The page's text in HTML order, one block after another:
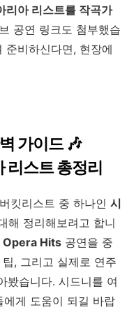
아 리스트를 작곡가
공연 링크도 첨부했습
준비하신다면, 현장에
가이드 🎶
스트 총정리
킷리스트 중 하나인 시
해 정리해보려고 합니
Opera Hits 공연을 중
, 그리고 실제로 연주
봤습니다. 시드니를 여
게 도움이 되길 바랍